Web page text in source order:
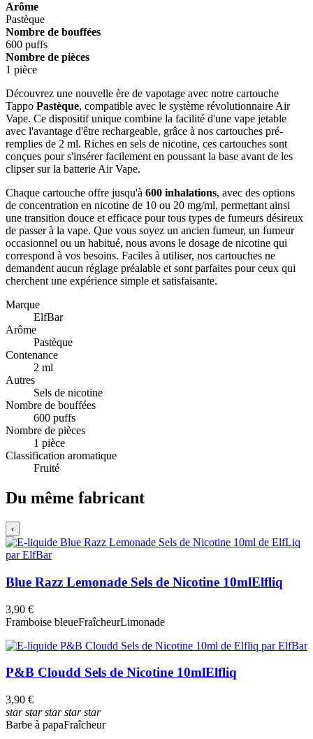
Arôme
Pastèque
Nombre de bouffées
600 puffs
Nombre de pièces
1 pièce
Découvrez une nouvelle ère de vapotage avec notre cartouche
Tappo Pastèque, compatible avec le système révolutionnaire Air
Vape. Ce dispositif unique combine la facilité d'une vape jetable
avec l'avantage d'être rechargeable, grâce à nos cartouches pré-
remplies de 2 ml. Riches en sels de nicotine, ces cartouches sont
conçues pour s'insérer facilement en poussant la base avant de les
clipser sur la batterie Air Vape.
Chaque cartouche offre jusqu'à 600 inhalations, avec des options
de concentration en nicotine de 10 ou 20 mg/ml, permettant ainsi
une transition douce et efficace pour tous types de fumeurs désireux
de passer à la vape. Que vous soyez un ancien fumeur, un fumeur
occasionnel ou un habitué, nous avons le dosage de nicotine qui
correspond à vos besoins. Faciles à utiliser, nos cartouches ne
demandent aucun réglage préalable et sont parfaites pour ceux qui
cherchent une expérience simple et satisfaisante.
Marque
ElfBar
Arôme
Pastèque
Contenance
2 ml
Autres
Sels de nicotine
Nombre de bouffées
600 puffs
Nombre de pièces
1 pièce
Classification aromatique
Fruité
Du même fabricant
‹
Blue Razz Lemonade Sels de Nicotine 10mlElfliq
3,90 €
Framboise bleueFraîcheurLimonade
P&B Cloudd Sels de Nicotine 10mlElfliq
3,90 €
starstarstarstarstar
Barbe à papaFraîcheur